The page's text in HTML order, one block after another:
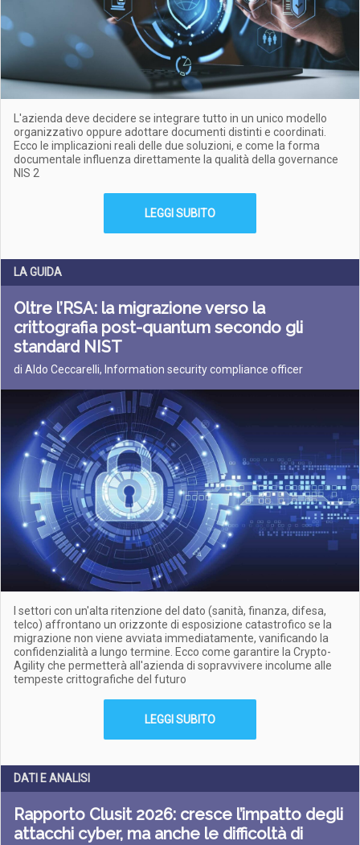
L'azienda deve decidere se integrare tutto in un unico modello
organizzativo oppure adottare documenti distinti e coordinati.
Ecco le implicazioni reali delle due soluzioni, e come la forma
documentale influenza direttamente la qualità della governance
NIS 2
LEGGI SUBITO
LA GUIDA
Oltre l’RSA: la migrazione verso la
crittografia post-quantum secondo gli
standard NIST
di Aldo Ceccarelli, Information security compliance officer
I settori con un'alta ritenzione del dato (sanità, finanza, difesa,
telco) affrontano un orizzonte di esposizione catastrofico se la
migrazione non viene avviata immediatamente, vanificando la
confidenzialità a lungo termine. Ecco come garantire la Crypto-
Agility che permetterà all'azienda di sopravvivere incolume alle
tempeste crittografiche del futuro
LEGGI SUBITO
DATI E ANALISI
Rapporto Clusit 2026: cresce l’impatto degli
attacchi cyber, ma anche le difficoltà di